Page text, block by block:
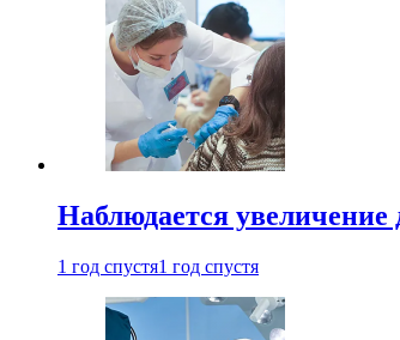
Наблюдается
1 год спустя1 год спустя